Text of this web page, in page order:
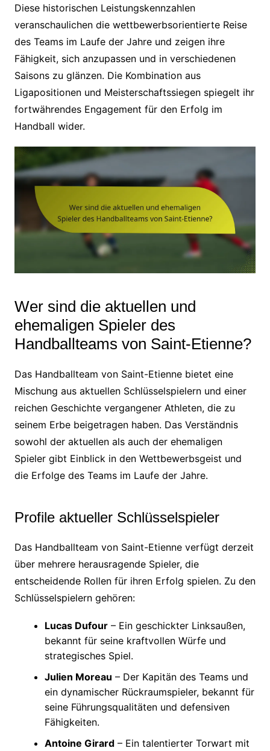
Diese historischen Leistungskennzahlen
veranschaulichen die wettbewerbsorientierte Reise
des Teams im Laufe der Jahre und zeigen ihre
Fähigkeit, sich anzupassen und in verschiedenen
Saisons zu glänzen. Die Kombination aus
Ligapositionen und Meisterschaftssiegen spiegelt ihr
fortwährendes Engagement für den Erfolg im
Handball wider.
Wer sind die aktuellen und
ehemaligen Spieler des
Handballteams von Saint-Etienne?
Das Handballteam von Saint-Etienne bietet eine
Mischung aus aktuellen Schlüsselspielern und einer
reichen Geschichte vergangener Athleten, die zu
seinem Erbe beigetragen haben. Das Verständnis
sowohl der aktuellen als auch der ehemaligen
Spieler gibt Einblick in den Wettbewerbsgeist und
die Erfolge des Teams im Laufe der Jahre.
Profile aktueller Schlüsselspieler
Das Handballteam von Saint-Etienne verfügt derzeit
über mehrere herausragende Spieler, die
entscheidende Rollen für ihren Erfolg spielen. Zu den
Schlüsselspielern gehören:
Lucas Dufour– Ein geschickter Linksaußen,
bekannt für seine kraftvollen Würfe und
strategisches Spiel.
Julien Moreau – Der Kapitän des Teams und
ein dynamischer Rückraumspieler, bekannt für
seine Führungsqualitäten und defensiven
Fähigkeiten.
Antoine Girard– Ein talentierter Torwart mit